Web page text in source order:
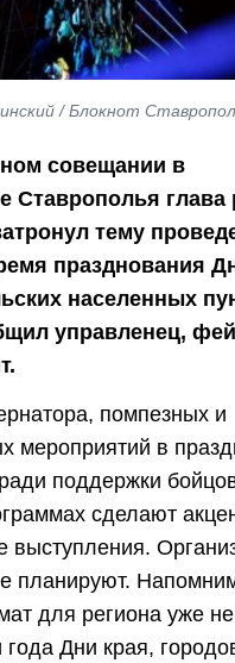
/ Блокнот
совещании в
Ставрополья глава
тему
празднования
населенных
управленец,
помпезных и
мероприятий в
поддержки
сделают
выступления.
планируют.
для региона уже
Дни края,